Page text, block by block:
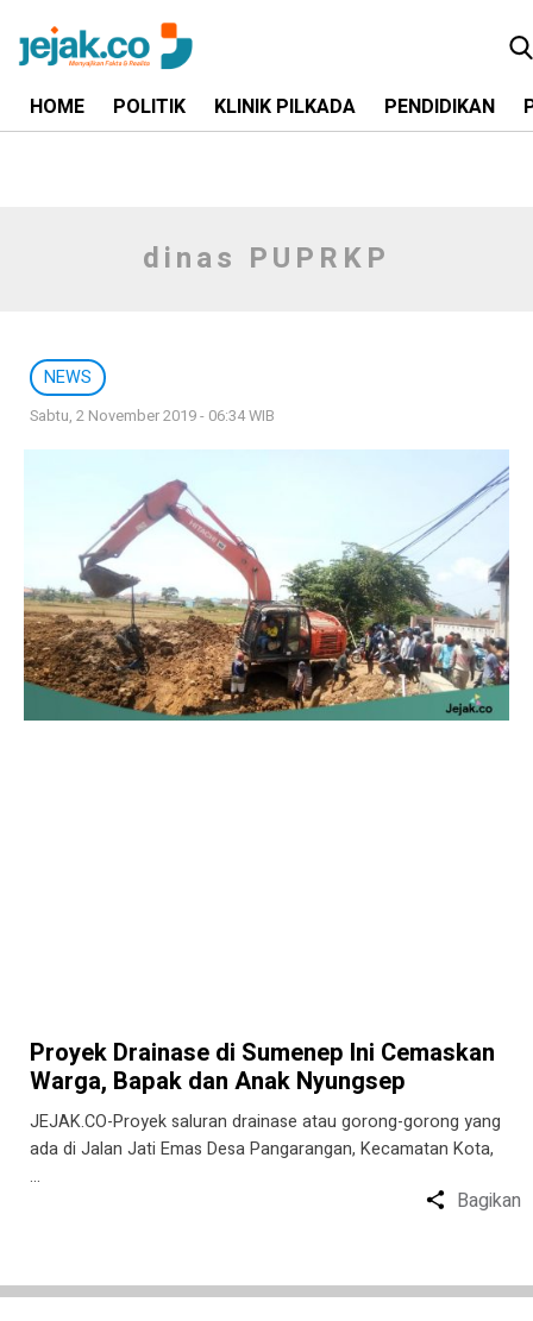
HOME POLITIK KLINIK PILKADA PENDIDIKAN
dinas PUPRKP
NEWS
Sabtu, 2 November 2019 - 06:34 WIB
Proyek Drainase di Sumenep Ini Cemaskan
Warga, Bapak dan Anak Nyungsep
JEJAK.CO-Proyek saluran drainase atau gorong-gorong yang
ada di Jalan Jati Emas Desa Pangarangan, Kecamatan Kota,
…
Bagikan